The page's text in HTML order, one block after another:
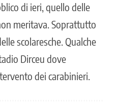
di ieri, quello delle
meritava. Soprattutto
scolaresche. Qualche
Dirceu dove
dei carabinieri.